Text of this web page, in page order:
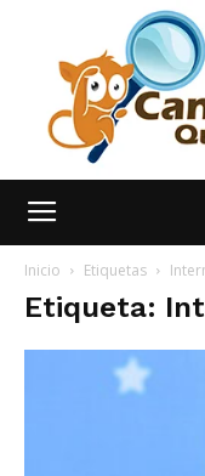
Inicio Etiquetas
Etiqueta: